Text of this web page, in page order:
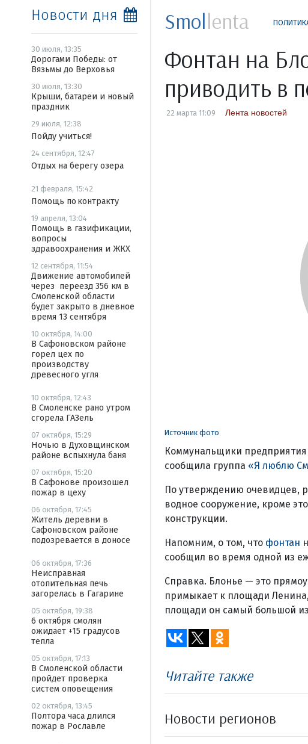
Новости дня
30 июля, 13:35
Дорогами Победы: от
Вязьмы до Верховья
30 июля, 13:30
Крыши, батареи и новый
праздник
29 июля, 12:38
Пойду учиться!
24 сентября, 12:47
Отдых на берегу озера
21 февраля, 15:42
Помощь по контракту
19 апреля, 13:04
Помощь в газификации,
вопросы
здравоохранения и ЖКХ
12 сентября, 11:54
Движение автомобилей
через переезд 356 км в
Смоленской области
будет закрыто в дневное
время 13 сентября
10 октября, 14:00
В Сафоновском районе
горел цех по
производству
древесного угля
10 октября, 12:43
В Смоленске рано утром
сгорела ГАЗель
07 октября, 15:29
Ночью в Духовщинском
районе вспыхнула баня
07 октября, 15:20
В Сафонове произошел
пожар в цеху
06 октября, 17:45
Житель деревни в
Сафоновском районе
подозревается в доносе
06 октября, 17:36
Неисправная
отопительная печь
загорелась в Гагарине
05 октября, 19:38
6 октября смолян
ожидает +15 градусов
тепла
05 октября, 17:13
В Смоленской области
пройдет проверка
систем оповещения
02 октября, 13:45
Полтора часа длился
пожар в Рославле
Smollenta
Фонтан на
приводить в
22 марта 11:09 Лента новостей
Источник фото
Коммунальщики предприятия
сообщила группа «Я люблю
По утверждению очевидцев,
водное сооружение, кроме
конструкции.
Напомним, о том, что фонтан
сообщил во время одной из
Справка. Блонье — это
примыкает к площади
площади он самый большой
Читайте также
Новости регионов